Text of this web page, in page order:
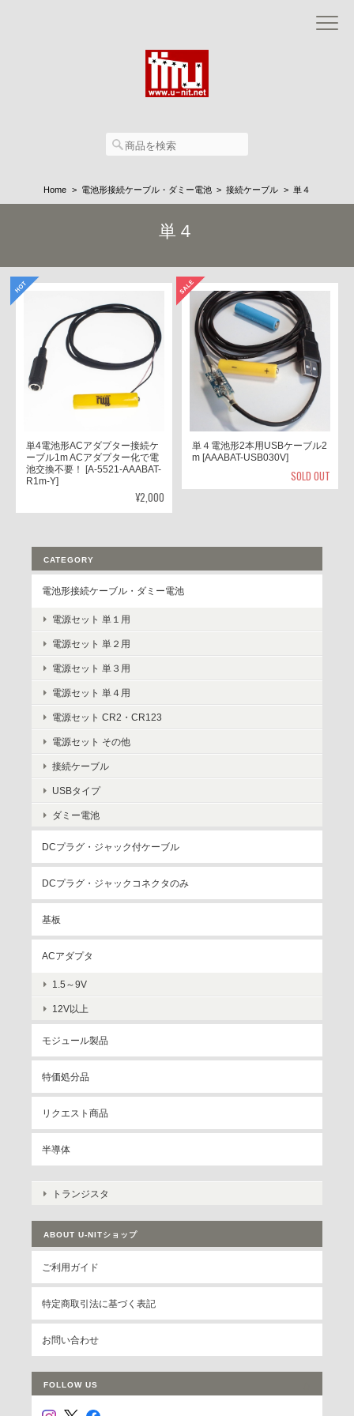
Home 電池形接続ケーブル・ダミー電池 接続ケーブル 単４
単４
単4電池形ACアダプター接続ケ
ーブル1m ACアダプター化で電
池交換不要！ [A-5521-AAABAT-
R1m-Y]
¥2,000
単４電池形2本用USBケーブル2
m [AAABAT-USB030V]
SOLD OUT
CATEGORY
電池形接続ケーブル・ダミー電池
電源セット 単１用
電源セット 単２用
電源セット 単３用
電源セット 単４用
電源セット CR2・CR123
電源セット その他
接続ケーブル
USBタイプ
ダミー電池
DCプラグ・ジャック付ケーブル
DCプラグ・ジャックコネクタのみ
基板
ACアダプタ
1.5～9V
12V以上
モジュール製品
特価処分品
リクエスト商品
半導体
トランジスタ
ABOUT U-NITショップ
ご利用ガイド
特定商取引法に基づく表記
お問い合わせ
FOLLOW US